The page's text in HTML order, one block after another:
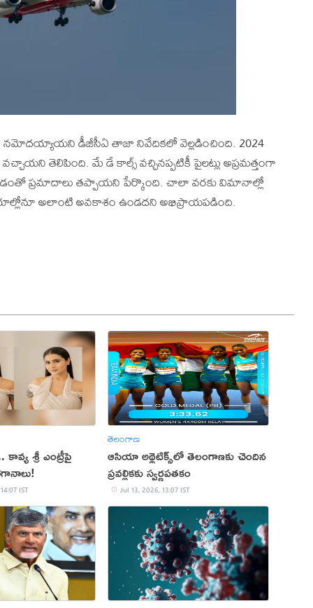
నమోదయ్యాయని డీజీసీఏ తాజా నివేదికలో వెల్లడించింది. 2024
తెలిపింది. మే డే కాల్స్ వచ్చినప్పటికీ పైలట్లు అప్రమత్తంగా
ప్రమాదాలు తప్పాయని పేర్కొంది. చాలా వరకు విమానాల్లో
అలాంటి అవకాశం ఉండదని అభిప్రాయపడింది.
శ్రీ ఎంట్రీపై
IST
తెలంగాణ
ఆసియా అథ్లెటిక్స్‌లో తెలంగాణకు చెందిన
ప్రవల్లికకు స్వర్ణపతకం
Jul 13, 2026, 13:07 IST